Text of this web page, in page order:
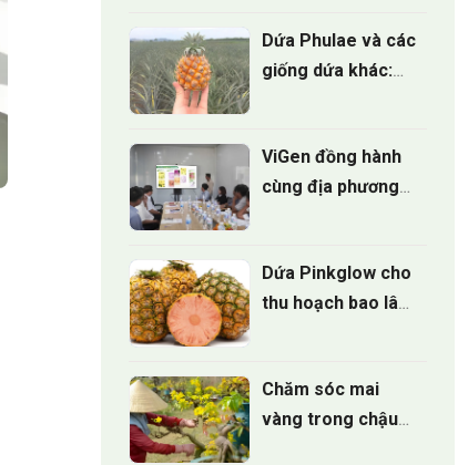
vườn cần biết
Dứa Phulae và các
giống dứa khác:
ViGen đồng hành
cùng địa phương
xôi cấy mô cho vụ
hoa tết 2027
Dứa Pinkglow cho
thu hoạch bao lâu
Chăm sóc mai
vàng trong chậu